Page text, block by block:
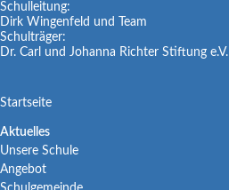
Schulleitung:
Dirk Wingenfeld und Team
Schulträger:
Dr. Carl und Johanna Richter Stiftung e.V.
Navigation
Startseite
Navigation
überspringen
Aktuelles
Unsere Schule
Angebot